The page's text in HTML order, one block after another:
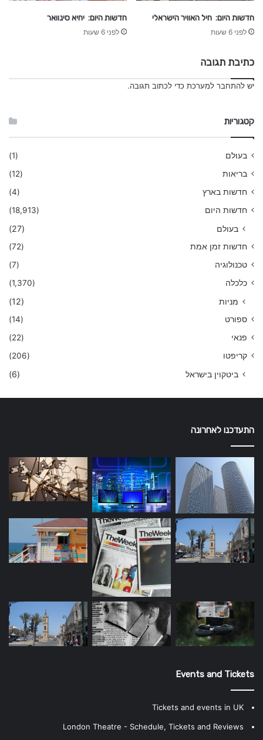
חדשות היום: חיל האוויר הישראלי
לפני 6 שעות
חדשות היום: יחיא סינוואר
לפני 6 שעות
כתיבת תגובה
יש להתחבר למערכת כדי לכתוב תגובה.
קטגוריות
בעולם
(1)
בריאות
(12)
חדשות בארץ
(4)
חדשות היום
(18,913)
בעולם (27)
חדשות זמן אמת
(72)
טכנולוגיה
(7)
כלכלה
(1,370)
מניות (12)
ספורט
(14)
פנאי
(22)
קריפטו
(206)
ביטקוין בישראל (6)
התעדכנו לאחרונה
Events and Tickets
Tickets and events in UK
London Theatre - Schedule, Tickets and Reviews